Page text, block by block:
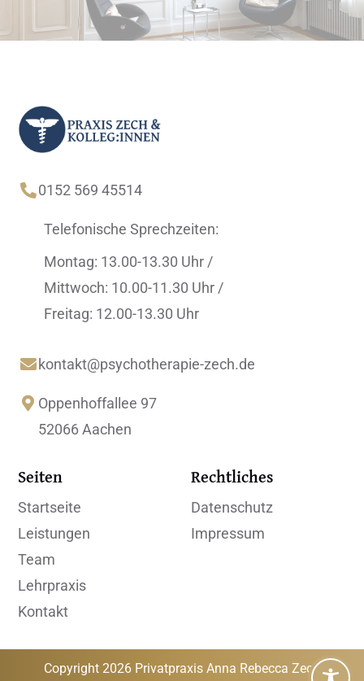
0152 569 45514
Telefonische Sprechzeiten:
Montag: 13.00-13.30 Uhr /
Mittwoch: 10.00-11.30 Uhr /
Freitag: 12.00-13.30 Uhr
 kontakt@psychotherapie-zech.de
 Oppenhoffallee 97
52066 Aachen
Seiten
Startseite
Leistungen
Team
Lehrpraxis
Kontakt
Rechtliches
Datenschutz
Impressum
Copyright 2026 Privatpraxis Anna Rebecca Zech